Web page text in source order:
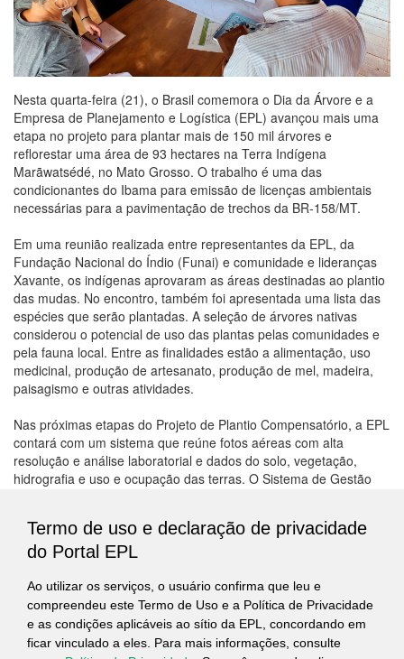
Nesta quarta-feira (21), o Brasil comemora o Dia da Árvore e a
Empresa de Planejamento e Logística (EPL) avançou mais uma
etapa no projeto para plantar mais de 150 mil árvores e
reflorestar uma área de 93 hectares na Terra Indígena
Marãwatsédé, no Mato Grosso. O trabalho é uma das
condicionantes do Ibama para emissão de licenças ambientais
necessárias para a pavimentação de trechos da BR-158/MT.
Em uma reunião realizada entre representantes da EPL, da
Fundação Nacional do Índio (Funai) e comunidade e lideranças
Xavante, os indígenas aprovaram as áreas destinadas ao plantio
das mudas. No encontro, também foi apresentada uma lista das
espécies que serão plantadas. A seleção de árvores nativas
considerou o potencial de uso das plantas pelas comunidades e
pela fauna local. Entre as finalidades estão a alimentação, uso
medicinal, produção de artesanato, produção de mel, madeira,
paisagismo e outras atividades.
Nas próximas etapas do Projeto de Plantio Compensatório, a EPL
contará com um sistema que reúne fotos aéreas com alta
resolução e análise laboratorial e dados do solo, vegetação,
hidrografia e uso e ocupação das terras. O Sistema de Gestão
Mata Densa
No idioma xavante, Marãiwatsédé significa mata densa. A Terra
Indígena está localizada entre as bacias dos rios Xingu e
Araguaia, no nordeste mato-grossense, e possui área de 165 mil
hectares.
Termo de uso e declaração de privacidade
do Portal EPL
Ao utilizar os serviços, o usuário confirma que leu e
compreendeu este Termo de Uso e a Política de Privacidade
e as condições aplicáveis ao sítio da EPL, concordando em
ficar vinculado a eles. Para mais informações, consulte